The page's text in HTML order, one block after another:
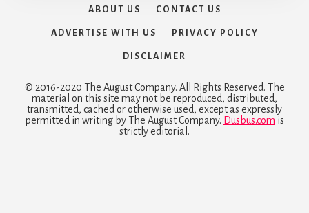
ABOUT US CONTACT US
ADVERTISE WITH US PRIVACY POLICY
DISCLAIMER
© 2016-2020 The August Company. All Rights Reserved. The
material on this site may not be reproduced, distributed,
transmitted, cached or otherwise used, except as expressly
permitted in writing by The August Company. Dusbus.com is
strictly editorial.